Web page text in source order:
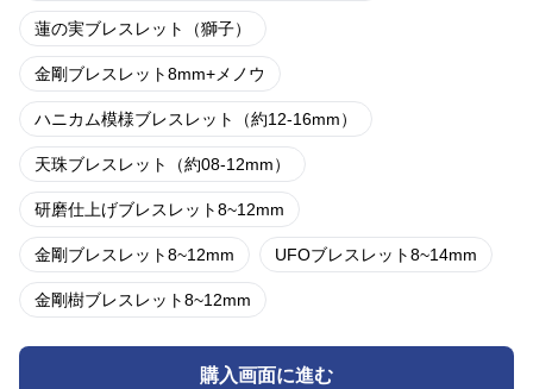
蓮の実ブレスレット（獅子）
金剛ブレスレット8mm+メノウ
ハニカム模様ブレスレット（約12-16mm）
天珠ブレスレット（約08-12mm）
研磨仕上げブレスレット8~12mm
金剛ブレスレット8~12mm UFOブレスレット8~14mm
金剛樹ブレスレット8~12mm
購入画面に進む